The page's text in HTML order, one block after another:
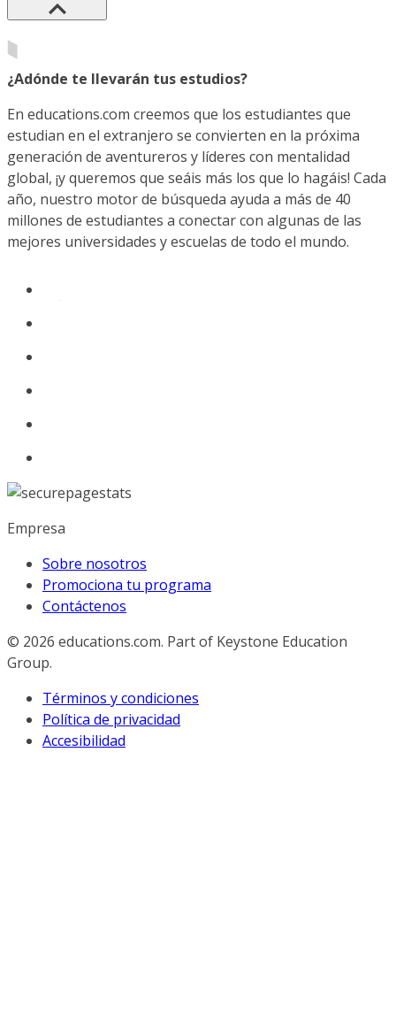
¿Adónde te llevarán tus estudios?
En educations.com creemos que los estudiantes que
estudian en el extranjero se convierten en la próxima
generación de aventureros y líderes con mentalidad
global, ¡y queremos que seáis más los que lo hagáis! Cada
año, nuestro motor de búsqueda ayuda a más de 40
millones de estudiantes a conectar con algunas de las
mejores universidades y escuelas de todo el mundo.
Empresa
Sobre nosotros
Promociona tu programa
Contáctenos
© 2026 educations.com. Part of Keystone Education
Group.
Términos y condiciones
Política de privacidad
Accesibilidad